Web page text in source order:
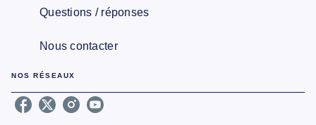
Questions / réponses
Nous contacter
NOS RÉSEAUX